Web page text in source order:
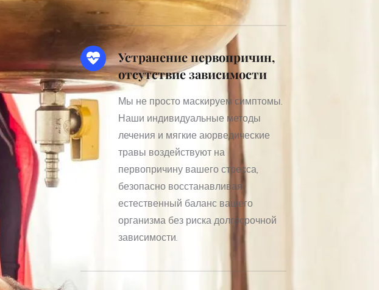
Устранение первопричин,
отсутствие зависимости
Мы не просто маскируем симптомы.
Наши индивидуальные методы
лечения и мягкие аюрведические
травы воздействуют на
первопричину вашего стресса,
безопасно восстанавливая
естественный баланс вашего
организма без риска долгосрочной
зависимости.